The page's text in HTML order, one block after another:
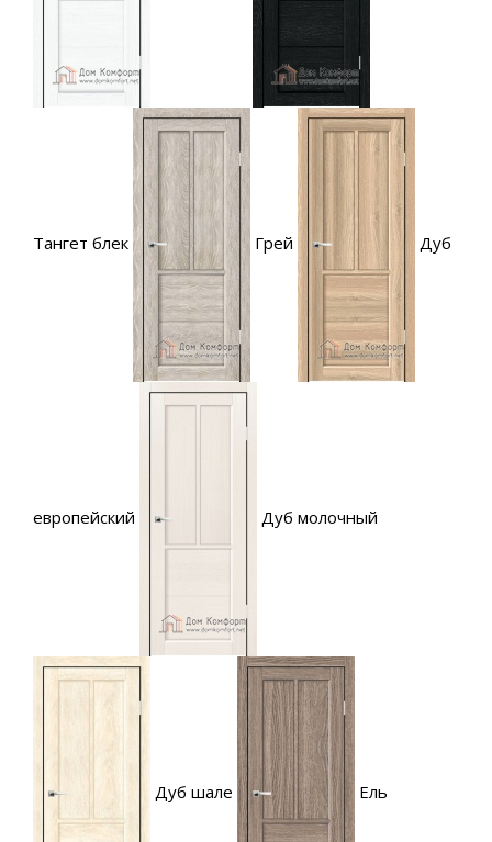
Тангет блек Грей Дуб
европейский Дуб молочный
Дуб шале Ель